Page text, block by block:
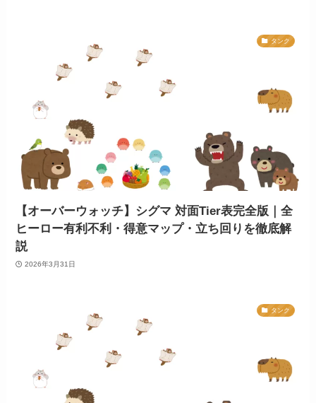
タンク
【オーバーウォッチ】シグマ 対面Tier表完全版｜全
ヒーロー有利不利・得意マップ・立ち回りを徹底解
説
2026年3月31日
タンク